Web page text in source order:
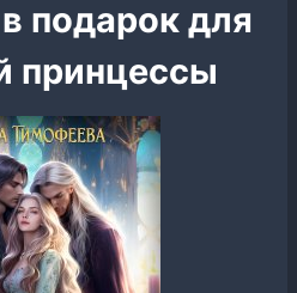
подарок для
принцессы